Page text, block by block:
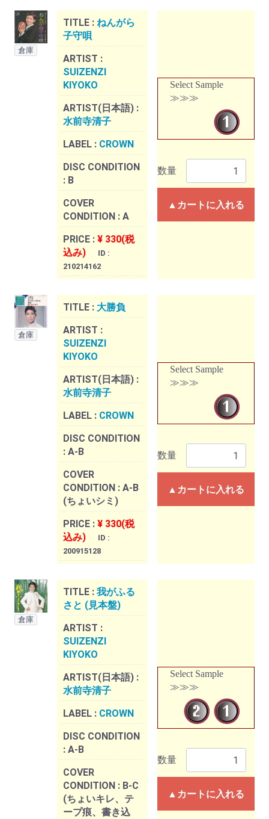
倉庫
TITLE : ねんがら
子守唄
ARTIST :
SUIZENZI
KIYOKO
ARTIST(日本語) :
水前寺清子
LABEL : CROWN
DISC CONDITION
: B
COVER
CONDITION : A
PRICE : ¥ 330(税
込み)
ID :
210214162
Select Sample
≫≫≫
数量
▲カートに入れる
倉庫
TITLE : 大勝負
ARTIST :
SUIZENZI
KIYOKO
ARTIST(日本語) :
水前寺清子
LABEL : CROWN
DISC CONDITION
: A-B
COVER
CONDITION : A-B
(ちょいシミ)
PRICE : ¥ 330(税
込み)
ID :
200915128
Select Sample
≫≫≫
数量
▲カートに入れる
倉庫
TITLE : 我がふる
さと (見本盤)
ARTIST :
SUIZENZI
KIYOKO
ARTIST(日本語) :
水前寺清子
LABEL : CROWN
DISC CONDITION
: A-B
COVER
CONDITION : B-C
(ちょいキレ、テ
ープ痕、書き込
Select Sample
≫≫≫
数量
▲カートに入れる